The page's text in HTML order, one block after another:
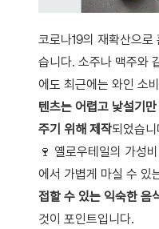
코로나19의 재확산으
습니다. 소주나 맥주와
에도 최근에는 와인 소
텐츠는 어렵고 낯설기
주기 위해 제작되었습니
🍷 옐로우테일의 가성
에서 가볍게 마실 수 있
접할 수 있는 익숙한 음
것이 포인트입니다.